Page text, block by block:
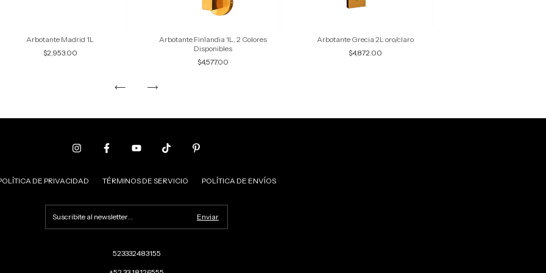
Arbotante Madrid 1L
$2,953.00
Arbotante Finlandia 1L, 2 Colores
Disponibles
$4,577.00
Arbotante Grecia 2L oro/claro
$4,872.00
DE PRIVACIDAD TÉRMINOS DE SERVICIO POLÍTICA DE ENVÍOS
523332483155